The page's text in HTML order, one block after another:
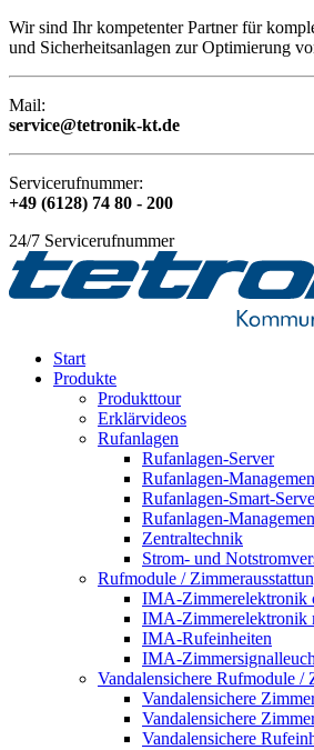
Wir sind Ihr kompetenter Partner für
und Sicherheitsanlagen zur Optimierung
Mail:
service@tetronik-kt.de
Servicerufnummer:
+49 (6128) 74 80 - 200
24/7 Servicerufnummer
Start
Produkte
Produkttour
Erklärvideos
Rufanlagen
Rufanlagen-Server
Rufanlagen-
Rufanlagen-Smart-
Rufanlagen-
Zentraltechnik
Strom- und
Rufmodule /
IMA-Zimmerelektronik
IMA-Zimmerelektronik
IMA-Rufeinheiten
IMA-
Vandalensichere Rufmodule /
Vandalensichere
Vandalensichere
Vandalensichere